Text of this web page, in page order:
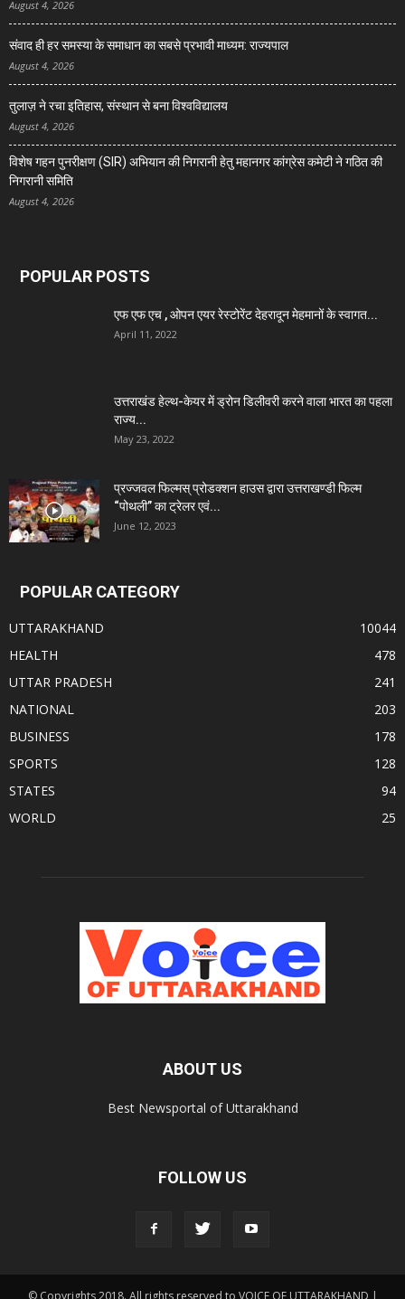
August 4, 2026
संवाद ही हर समस्या के समाधान का सबसे प्रभावी माध्यम: राज्यपाल
August 4, 2026
तुलाज़ ने रचा इतिहास, संस्थान से बना विश्वविद्यालय
August 4, 2026
विशेष गहन पुनरीक्षण (SIR) अभियान की निगरानी हेतु महानगर कांग्रेस कमेटी ने गठित की
निगरानी समिति
August 4, 2026
POPULAR POSTS
एफ एफ एच , ओपन एयर रेस्टोरेंट देहरादून मेहमानों के स्वागत...
April 11, 2022
उत्तराखंड हेल्थ-केयर में ड्रोन डिलीवरी करने वाला भारत का पहला
राज्य...
May 23, 2022
प्रज्जवल फिल्मस् प्रोडक्शन हाउस द्वारा उत्तराखण्डी फिल्म
“पोथली” का ट्रेलर एवं...
June 12, 2023
POPULAR CATEGORY
UTTARAKHAND
10044
HEALTH
478
UTTAR PRADESH
241
NATIONAL
203
BUSINESS
178
SPORTS
128
STATES
94
WORLD
25
ABOUT US
Best Newsportal of Uttarakhand
FOLLOW US
© Copyrights 2018. All rights reserved to VOICE OF UTTARAKHAND |